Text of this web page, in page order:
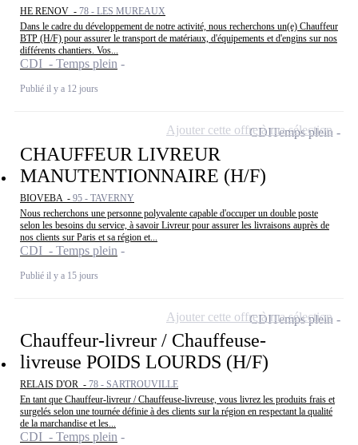
HE RENOV - 78 - LES MUREAUX
Dans le cadre du développement de notre activité, nous recherchons un(e) Chauffeur
BTP (H/F) pour assurer le transport de matériaux, d'équipements et d'engins sur nos
différents chantiers. Vos...
CDI - Temps plein
Publié il y a 12 jours
CHAUFFEUR LIVREUR
MANUTENTIONNAIRE (H/F)
BIOVEBA - 95 - TAVERNY
Nous recherchons une personne polyvalente capable d'occuper un double poste
selon les besoins du service, à savoir Livreur pour assurer les livraisons auprès de
nos clients sur Paris et sa région et...
CDI - Temps plein
Publié il y a 15 jours
CDITemps plein
Ajouter cette offre à ma sélection
Chauffeur-livreur / Chauffeuse-
livreuse POIDS LOURDS (H/F)
RELAIS D'OR - 78 - SARTROUVILLE
En tant que Chauffeur-livreur / Chauffeuse-livreuse, vous livrez les produits frais et
surgelés selon une tournée définie à des clients sur la région en respectant la qualité
de la marchandise et les...
CDI - Temps plein
CDITemps plein
Ajouter cette offre à ma sélection